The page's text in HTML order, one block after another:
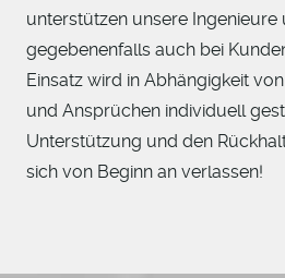
unterstützen unsere Ingenieure
gegebenenfalls auch bei
Einsatz wird in Abhängigkeit
und Ansprüchen individuell
Unterstützung und den
sich von Beginn an verlassen!